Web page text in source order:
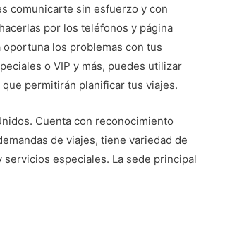
comunicarte sin esfuerzo y con
por los teléfonos y página
los problemas con tus
o VIP y más, puedes utilizar
permitirán planificar tus viajes.
Cuenta con reconocimiento
de viajes, tiene variedad de
especiales. La sede principal